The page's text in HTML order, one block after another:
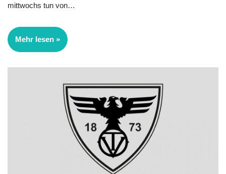
mittwochs tun von…
Mehr lesen »